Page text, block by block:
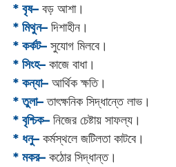
* বৃষ–বড় আশা।
* মিথুন–দিশাহীন।
* কর্কট–সুযোগ মিলবে।
* সিংহ–কাজে বাধা।
* কন্যা–আর্থিক ক্ষতি।
* তুলা–তাৎক্ষনিক সিদ্ধান্তে লাভ।
* বৃশ্চিক–নিজের চেষ্টায় সাফল্য।
* ধনু–কর্মস্থলে জটিলতা কাটবে।
* মকর–কঠোর সিদ্ধান্ত।‌